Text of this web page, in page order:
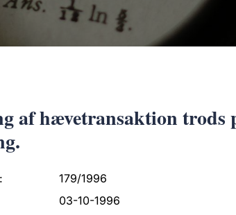
af hævetransaktion trods
179/1996
03-10-1996